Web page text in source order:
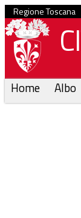
Regione Toscana
Home Albo